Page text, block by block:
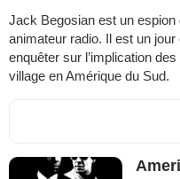
Jack Begosian est un espion
animateur radio. Il est un
enquêter sur l’implication
village en Amérique du Sud.